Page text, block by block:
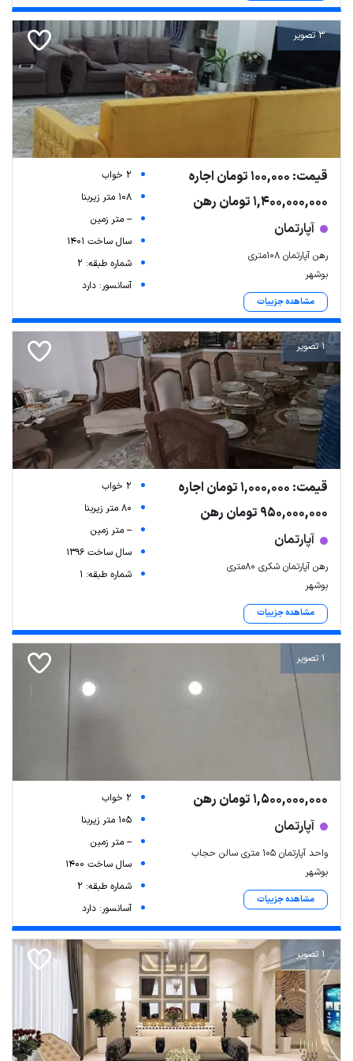
3 تصویر
قیمت: 100,000 تومان اجاره
1,400,000,000 تومان رهن
آپارتمان
رهن آپارتمان 108متری
بوشهر
مشاهده جزییات
2 خواب
108 متر زیربنا
-- متر زمین
سال ساخت 1401
شماره طبقه: 2
آسانسور: دارد
1 تصویر
قیمت: 1,000,000 تومان اجاره
950,000,000 تومان رهن
آپارتمان
رهن آپارتمان شکری 80متری
بوشهر
مشاهده جزییات
2 خواب
80 متر زیربنا
-- متر زمین
سال ساخت 1396
شماره طبقه: 1
1 تصویر
1,500,000,000 تومان رهن
آپارتمان
واحد آپارتمان 105 متری سالن حجاب
بوشهر
مشاهده جزییات
2 خواب
105 متر زیربنا
-- متر زمین
سال ساخت 1400
شماره طبقه: 2
آسانسور: دارد
1 تصویر